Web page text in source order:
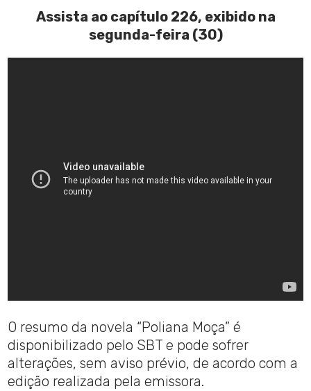
Assista ao capítulo 226, exibido na
segunda-feira (30)
O resumo da novela “Poliana Moça” é
disponibilizado pelo SBT e pode sofrer
alterações, sem aviso prévio, de acordo com a
edição realizada pela emissora.